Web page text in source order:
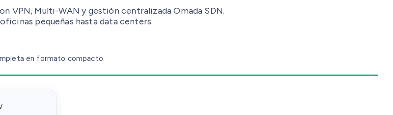
VPN, Multi-WAN y gestión centralizada Omada SDN.
pequeñas hasta data centers.
en formato compacto.